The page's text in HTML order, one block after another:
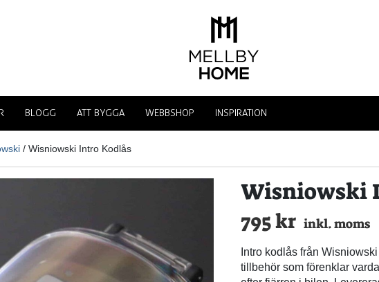
BLOGG ATT BYGGA WEBBSHOP INSPIRATION
/ Wisniowski Intro Kodlås
Wisniowski
795kr inkl. moms
Intro kodlås från
tillbehör som förenklar